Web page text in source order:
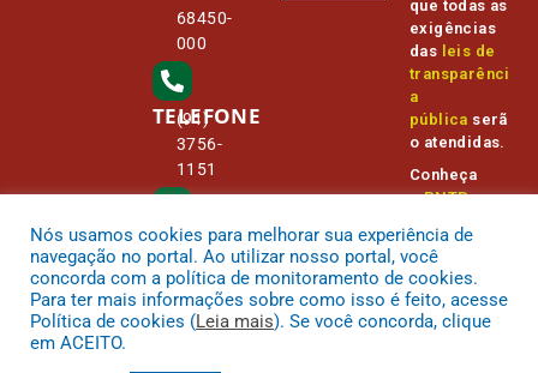
68450-
000
TELEFONE
(91)
3756-
1151
E-MAIL
camara@
cmmoju.p
a.gov.br
que todas as
exigências
das leis de
transparênci
a
pública serã
o atendidas.
Conheça
oPNTPe
Transparênc
ia Pública
Nós usamos cookies para melhorar sua experiência de
navegação no portal. Ao utilizar nosso portal, você
concorda com a política de monitoramento de cookies.
Para ter mais informações sobre como isso é feito, acesse
Política de cookies (Leia mais). Se você concorda, clique
em ACEITO.